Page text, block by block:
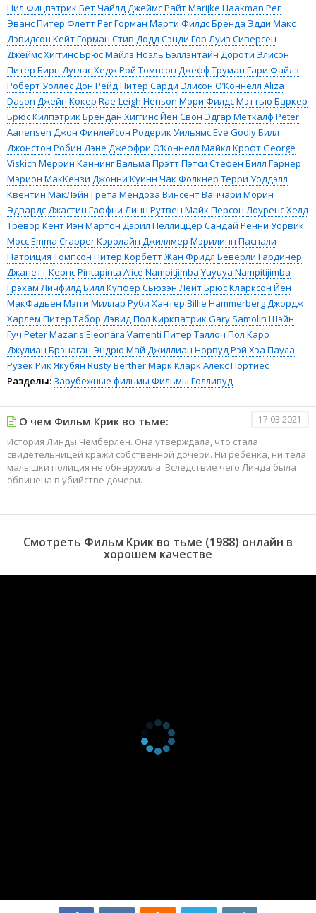
Нил Фицпэтрик Бет ЧайлдДжеймс РайтMarijke Haakman Рег
ЭвансПитер ФлеттРег Горман Марти ФилдсБренда Эдди Макс
Дэвидсон Кейт Горман Стив ДоддСэнди Гор Луиз Сиверсен
Джеймс ХиггинсБрюс Майлз Ноэль Бэллэнтайн Дороти Элисон
Питер Бирн Дуглас ХеджРой Томпсон Джефф Труман Гари Файлз
Роберт УоллесДон РейдПитер Сарди Элисон О’Коннелл Aliza
Dason Джейн Кокер Rae-Leigh Henson Мори ФилдсМэттью Баркер
Брюс Килпэтрик Брендан ХиггинсЙен Свон Эдгар Меткалф Peter
Aanensen Джон Финлейсон Родерик УильямсEve GodlyБилл
Джонстон Робин Дэне Джеффри О’Коннелл Майкл КрофтGeorge
Viskich Меррин КаннингВальма ПрэттПэтси Стефен Билл Гарнер
Мэрион МакКензи Джонни Куинн Чак Фолкнер Терри Уоддэлл
Квентин МакЛэйн Грета Мендоза Винсент Ваччари Морин
ЭдвардсДжастин Гаффни Линн Рутвен Майк Персон Лоуренс Хелд
Тревор КентИэн Мартон Дэрил Пеллиццер Сандай Ренни Уорвик
МоссEmma CrapperКэролайн Джиллмер Мэрилинн Паспали
Патриция Томпсон Питер КорбеттЖан Фридл Беверли Гардинер
Джанетт КернсPintapinta Alice Nampitjimba Yuyuya Nampitijimba
Грэхам ЛичфилдБилл Купфер Сьюзэн ЛейтБрюс Кларксон Йен
МакФадьен Мэгги Миллар Руби Хантер Billie HammerbergДжордж
Харлем Питер Табор Дэвид Пол Киркпатрик Gary Samolin Шэйн
Гуч Peter Mazaris Eleonara Varrenti Питер Таллоч Пол Каро
Джулиан Брэнаган Эндрю Май Джиллиан НорвудРэй Хэа Паула
Рузек Рик Якубян Rusty BertherМарк Кларк Алекс Портиес
Разделы: Зарубежные фильмы Фильмы Голливуд
О чем Фильм Крик во тьме: 17.03.2021
История Линды Чемберлен. Она утверждала, что стала
свидетельницей кражи собственной дочери. Ни ребенка, ни тела
малышки полиция не обнаружила. Вследствие чего Линда была
обвинена в убийстве дочери.
Смотреть Фильм Крик во тьме (1988) онлайн в
хорошем качестве